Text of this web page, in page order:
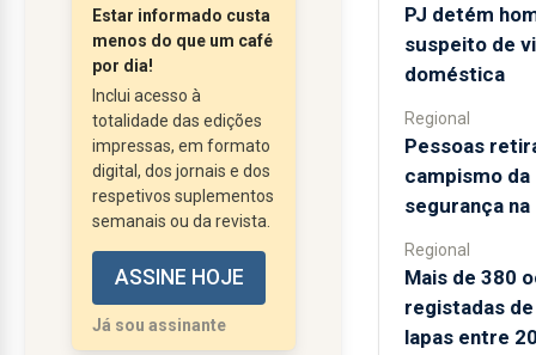
Açores, com os
habituais vícios onde
tudo é fantasiosamente
apresentado como
conquista de políticas e
modelo de governação.
Segundo os dados
fornecidos pelo
governo regional, a
região conseguiu em
plena pandemia, com
Estar informado custa
menos do que um café
por dia!
Inclui acesso à
totalidade das edições
impressas, em formato
digital, dos jornais e dos
respetivos suplementos
semanais ou da revista.
ASSINE HOJE
Já sou assinante
PJ detém
suspeito de
doméstica
Regional
Pessoas
campismo da
segurança
Regional
Mais de 380
registadas de
lapas entre